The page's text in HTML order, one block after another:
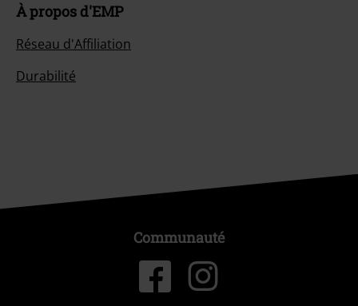
À propos d'EMP
Réseau d'Affiliation
Durabilité
Communauté